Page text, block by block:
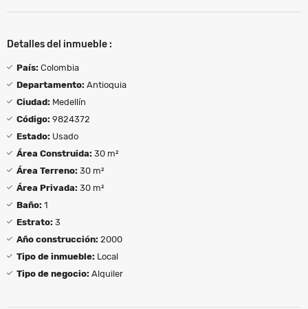
Detalles del inmueble :
País: Colombia
Departamento: Antioquia
Ciudad: Medellín
Código: 9824372
Estado: Usado
Área Construida: 30 m²
Área Terreno: 30 m²
Área Privada: 30 m²
Baño: 1
Estrato: 3
Año construcción: 2000
Tipo de inmueble: Local
Tipo de negocio: Alquiler